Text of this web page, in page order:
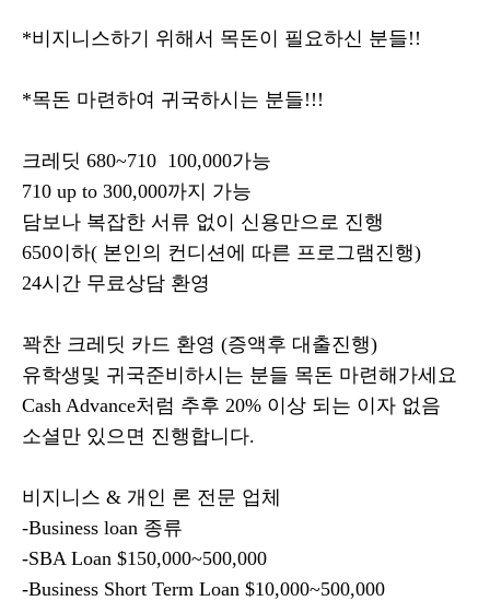
*비지니스하기 위해서 목돈이 필요하신 분들!!
*목돈 마련하여 귀국하시는 분들!!!
크레딧 680~710 100,000가능
710 up to 300,000까지 가능
담보나 복잡한 서류 없이 신용만으로 진행
650이하( 본인의 컨디션에 따른 프로그램진행)
24시간 무료상담 환영
꽉찬 크레딧 카드 환영 (증액후 대출진행)
유학생및 귀국준비하시는 분들 목돈 마련해가세요
Cash Advance처럼 추후 20% 이상 되는 이자 없음
소셜만 있으면 진행합니다.
비지니스 & 개인 론 전문 업체
-Business loan 종류
-SBA Loan $150,000~500,000
-Business Short Term Loan $10,000~500,000